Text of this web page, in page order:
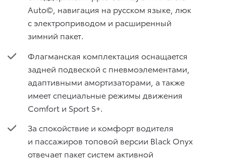
Auto©, навигация на русском языке, люк
с электроприводом и расширенный
зимний пакет.
Флагманская комплектация оснащается
задней подвеской с пневмоэлементами,
адаптивными амортизаторами, а также
имеет специальные режимы движения
Comfort и Sport S+.
За спокойствие и комфорт водителя
и пассажиров топовой версии Black Onyx
отвечает пакет систем активной